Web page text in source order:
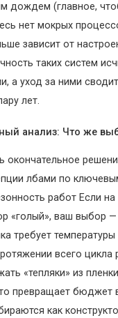
дождем (главное,
нет мокрых
зависит от
таких систем
а уход за ними
лет.
анализ: Что же
окончательное
лбами по
работ Если
«голый», ваш выбор —
требует
всего цикла
«тепляки» из
превращает бюджет
как